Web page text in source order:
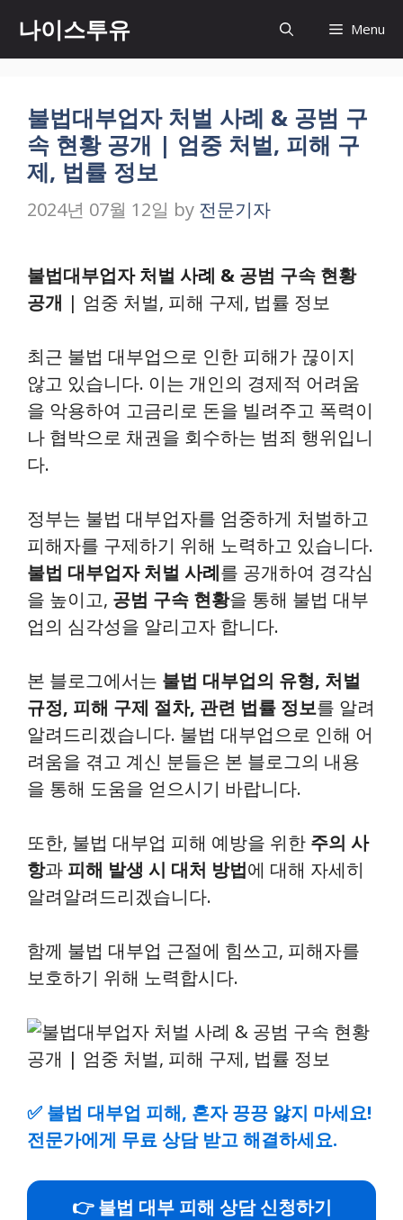
content
나이스투유 Menu
불법대부업자 처벌 사례 & 공범 구
속 현황 공개 | 엄중 처벌, 피해 구
제, 법률 정보
2024년 07월 12일 by 전문기자
불법대부업자 처벌 사례 & 공범 구속 현황
공개 | 엄중 처벌, 피해 구제, 법률 정보
최근 불법 대부업으로 인한 피해가 끊이지
않고 있습니다. 이는 개인의 경제적 어려움
을 악용하여 고금리로 돈을 빌려주고 폭력이
나 협박으로 채권을 회수하는 범죄 행위입니
다.
정부는 불법 대부업자를 엄중하게 처벌하고
피해자를 구제하기 위해 노력하고 있습니다.
불법 대부업자 처벌 사례를 공개하여 경각심
을 높이고, 공범 구속 현황을 통해 불법 대부
업의 심각성을 알리고자 합니다.
본 블로그에서는 불법 대부업의 유형, 처벌
규정, 피해 구제 절차, 관련 법률 정보를 알려
알려드리겠습니다. 불법 대부업으로 인해 어
려움을 겪고 계신 분들은 본 블로그의 내용
을 통해 도움을 얻으시기 바랍니다.
또한, 불법 대부업 피해 예방을 위한 주의 사
항과 피해 발생 시 대처 방법에 대해 자세히
알려알려드리겠습니다.
함께 불법 대부업 근절에 힘쓰고, 피해자를
보호하기 위해 노력합시다.
✅ 불법 대부업 피해, 혼자 끙끙 앓지 마세요!
전문가에게 무료 상담 받고 해결하세요.
👉 불법 대부 피해 상담 신청하기